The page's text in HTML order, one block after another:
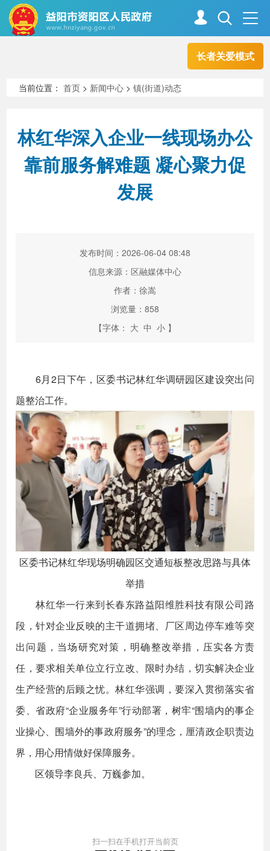
长者关爱模式
走进资阳
新闻中心 解读回应
当前位置：首页 > 新闻中心 >镇(街道)动态
林红华深入企业一线现场办公
靠前服务解难题 凝心聚力促
发展
发布时间：2026-06-04 08:48
信息来源：区融媒体中心
作者：徐嵩
浏览量： 858
【字体： 大 中 小 】
6月2日下午，区委书记林红华调研园区建设突出问
题整治工作。
区委书记林红华现场明确园区交通短板整改思路与具体
举措
林红华一行来到长春东路益阳维胜科技有限公司路
段，针对企业反映的主干道拥堵、厂区周边停车难等突
出问题，当场研究对策，明确整改举措，压实各方责
任，要求相关单位立行立改、限时办结，切实解决企业
生产经营的后顾之忧。林红华强调，要深入贯彻落实省
委、省政府“企业服务年”行动部署，树牢“围墙内的事企
业操心、围墙外的事政府服务”的理念，厘清政企职责边
界，用心用情做好保障服务。
区领导李良兵、万巍参加。
扫一扫在手机打开当前页